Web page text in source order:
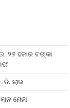
୨୬ ହଜାର ଟଙ୍କା
ଲାଭ
ମେଳା